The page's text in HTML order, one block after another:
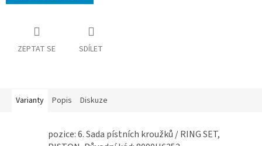
ZEPTAT SE SDÍLET
Varianty Popis Diskuze
pozice: 6. Sada pístních kroužků / RING SET,